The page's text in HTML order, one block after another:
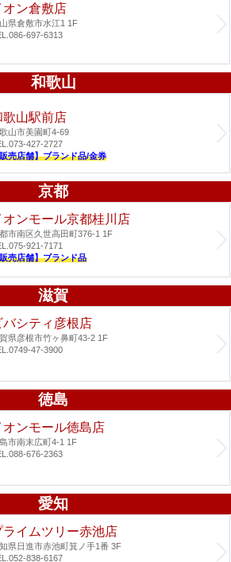
オン倉敷店
県倉敷市水江1 1F
697-6313
和歌山
歌山駅前店
山市美園町4-69
427-2727
売店舗】ブランド品/金券
京都
オンモール京都桂川店
市南区久世高田町376-1 1F
921-7171
売店舗】ブランド品
滋賀
バシティ彦根店
県彦根市竹ヶ鼻町43-2 1F
47-3900
徳島
オンモール徳島店
市南末広町4-1 1F
676-2363
愛知
ライムツリー赤池店
県日進市赤池町箕ノ手1番 3F
838-6167